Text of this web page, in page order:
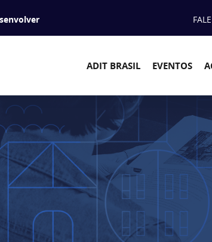
ADIT BRASIL EVENTOS